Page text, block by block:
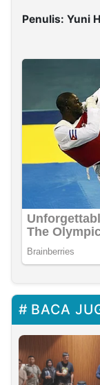
Penulis: Yuni
BACA